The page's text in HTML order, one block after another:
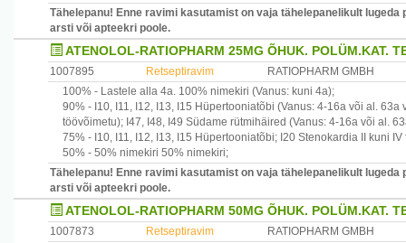
Tähelepanu! Enne ravimi kasutamist on vaja tähelepanelikult
arsti või apteekri poole.
ATENOLOL-RATIOPHARM 25MG ÕHUK. POLÜM.KAT.
1007895 Retseptiravim
RATIOPHARM GMBH
100% - Lastele alla 4a. 100% nimekiri (Vanus: kuni 4a);
90% - I10, I11, I12, I13, I15 Hüpertooniatõbi (Vanus: 4-16a või al. 63a
töövõimetu); I47, I48, I49 Südame rütmihäired (Vanus: 4-16a või al.
75% - I10, I11, I12, I13, I15 Hüpertooniatõbi; I20 Stenokardia II kuni
50% - 50% nimekiri 50% nimekiri;
Tähelepanu! Enne ravimi kasutamist on vaja tähelepanelikult
arsti või apteekri poole.
ATENOLOL-RATIOPHARM 50MG ÕHUK. POLÜM.KAT.
1007873 Retseptiravim
RATIOPHARM GMBH